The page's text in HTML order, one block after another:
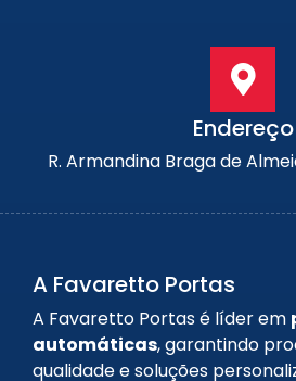
Endereço
R. Armandina Braga de
A Favaretto Portas
A Favaretto Portas é líder em
automáticas, garantindo
qualidade e soluções